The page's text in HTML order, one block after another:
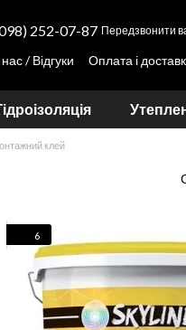
252-07-87 Передзвонити
/ Відгуки Оплата і
клей
6